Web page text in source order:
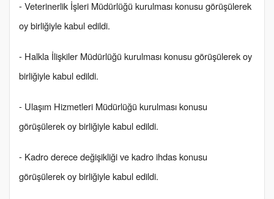
- Veterinerlik İşleri Müdürlüğü kurulması konusu görüşülerek
oy birliğiyle kabul edildi.
- Halkla İlişkiler Müdürlüğü kurulması konusu görüşülerek oy
birliğiyle kabul edildi.
- Ulaşım Hizmetleri Müdürlüğü kurulması konusu
görüşülerek oy birliğiyle kabul edildi.
- Kadro derece değişikliği ve kadro ihdas konusu
görüşülerek oy birliğiyle kabul edildi.